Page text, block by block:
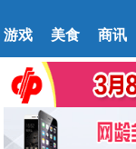
游戏 美食 商讯